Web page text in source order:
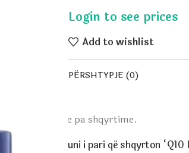
Add to wishlist
PËRSHTYPJE (0)
Ende pa shqyrtime.
Bëhuni i pari që shqyrton